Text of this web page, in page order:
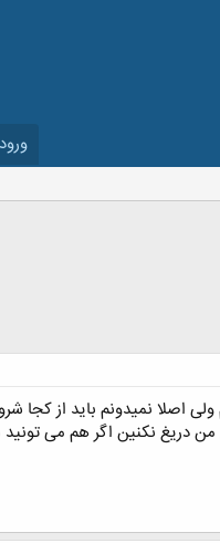
ورود
نمیدونم باید از کجا
دریغ نکنین اگر هم می تونید